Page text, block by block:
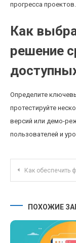
прогресса проектов.
Как
решение
Определите
протестируйте
версий или демо-
пользователей и
Как обеспечить финансовую грамотность подростков
ПОХОЖИЕ